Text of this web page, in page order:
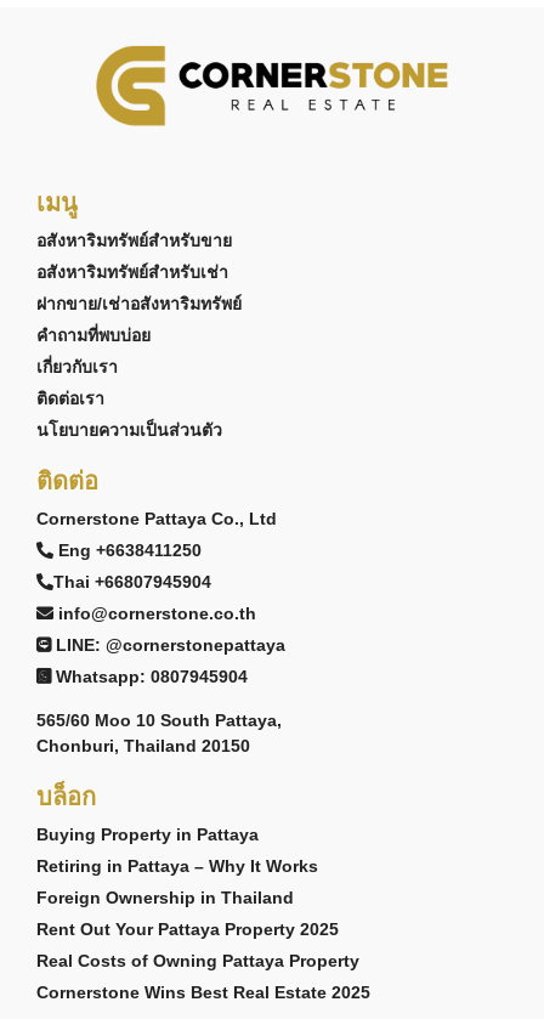
เมนู
อสังหาริมทรัพย์สำหรับขาย
อสังหาริมทรัพย์สำหรับเช่า
ฝากขาย/เช่าอสังหาริมทรัพย์
คำถามที่พบบ่อย
เกี่ยวกับเรา
ติดต่อเรา
นโยบายความเป็นส่วนตัว
ติดต่อ
Cornerstone Pattaya Co., Ltd
Eng +6638411250
Thai +66807945904
info@cornerstone.co.th
LINE: @cornerstonepattaya
Whatsapp: 0807945904
565/60 Moo 10 South Pattaya,
Chonburi, Thailand 20150
บล็อก
Buying Property in Pattaya
Retiring in Pattaya – Why It Works
Foreign Ownership in Thailand
Rent Out Your Pattaya Property 2025
Real Costs of Owning Pattaya Property
Cornerstone Wins Best Real Estate 2025